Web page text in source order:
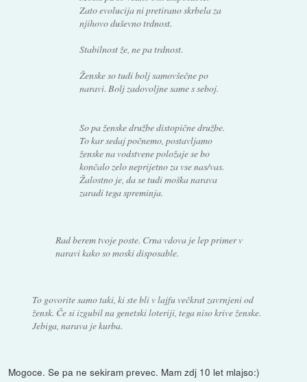
Zato evolucija ni pretirano skrbela za
njihovo duševno trdnost.
Stabilnost že, ne pa trdnost.
Ženske so tudi bolj samovšečne po
naravi. Bolj zadovoljne same s seboj.
So pa ženske družbe distopične družbe.
To kar sedaj počnemo, postavljamo
ženske na vodstvene položaje se bo
končalo zelo neprijetno za vse nas/vas.
Žalostno je, da se tudi moška narava
zaradi tega spreminja.
Rad berem tvoje poste. Crna vdova je lep primer v
naravi kako so moski disposable.
To govorite samo taki, ki ste bli v lajfu večkrat zavrnjeni od
žensk. Če si izgubil na genetski loteriji, tega niso krive ženske.
Jebiga, narava je kurba.
Mogoce. Se pa ne sekiram prevec. Mam zdj 10 let mlajso:)